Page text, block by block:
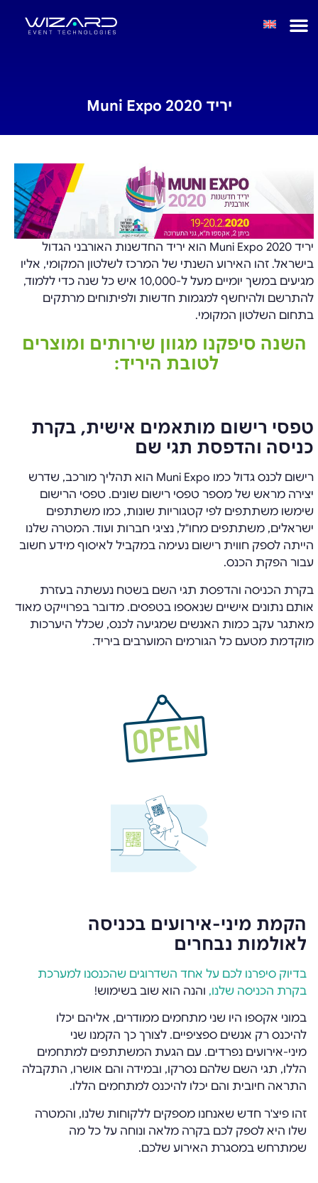
יריד Muni Expo 2020
יריד Muni Expo 2020 הוא יריד החדשנות האורבני הגדול
בישראל. זהו האירוע השנתי של המרכז לשלטון המקומי, אליו
מגיעים במשך יומיים מעל ל-10,000 איש כל שנה כדי ללמוד,
להתרשם ולהיחשף למגמות חדשות ולפיתוחים מרתקים
בתחום השלטון המקומי.
השנה סיפקנו מגוון שירותים ומוצרים
לטובת היריד:
טפסי רישום מותאמים אישית, בקרת
כניסה והדפסת תגי שם
רישום לכנס גדול כמו Muni Expo הוא תהליך מורכב, שדרש
יצירה מראש של מספר טפסי רישום שונים. טפסי הרישום
שימשו משתתפים לפי קטגוריות שונות, כמו משתתפים
ישראלים, משתתפים מחו"ל, נציגי חברות ועוד. המטרה שלנו
הייתה לספק חווית רישום נעימה במקביל לאיסוף מידע חשוב
עבור הפקת הכנס.
בקרת הכניסה והדפסת תגי השם בשטח נעשתה בעזרת
אותם נתונים אישיים שנאספו בטפסים. מדובר בפרוייקט מאוד
מאתגר עקב כמות האנשים שמגיעה לכנס, שכלל היערכות
מוקדמת מטעם כל הגורמים המוערבים ביריד.
הקמת מיני-אירועים בכניסה
לאולמות נבחרים
בדיוק סיפרנו לכם על אחד השדרוגים שהכנסנו למערכת
בקרת הכניסה שלנו, והנה הוא שוב בשימוש!
במוני אקספו היו שני מתחמים ממודרים, אליהם יכלו
להיכנס רק אנשים ספציפיים. לצורך כך הקמנו שני
מיני-אירועים נפרדים. עם הגעת המשתתפים למתחמים
הללו, תגי השם שלהם נסרקו, ובמידה והם אושרו, התקבלה
התראה חיובית והם יכלו להיכנס למתחמים הללו.
זהו פיצ'ר חדש שאנחנו מספקים ללקוחות שלנו, והמטרה
שלו היא לספק לכם בקרה מלאה ונוחה על כל מה
שמתרחש במסגרת האירוע שלכם.